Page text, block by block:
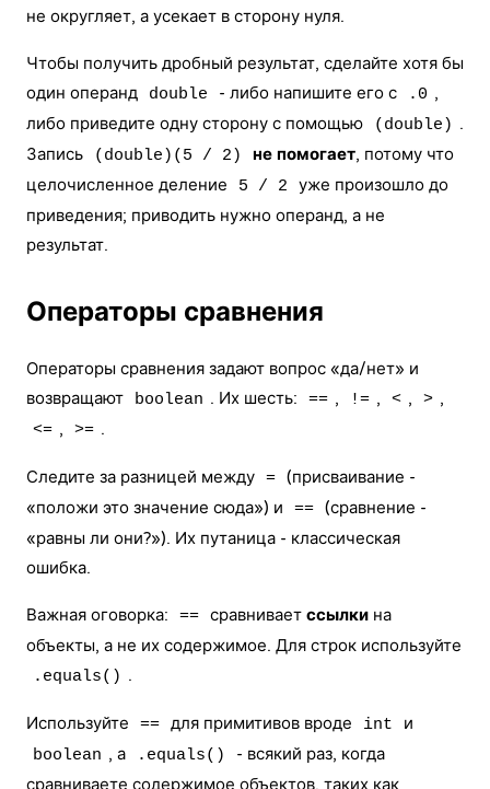
не округляет, а усекает в сторону нуля.
Чтобы получить дробный результат, сделайте хотя бы
один операнд
double - либо напишите его с .0 ,
либо приведите одну сторону с помощью
(double) .
Запись
(double)(5 / 2) не помогает, потому что
целочисленное деление
5 / 2
уже произошло до
приведения; приводить нужно операнд, а не
результат.
Операторы сравнения
Операторы сравнения задают вопрос «да/нет» и
возвращают
boolean . Их шесть: == , != , < , > ,
<= , >= .
Следите за разницей между = (присваивание -
«положи это значение сюда») и
== (сравнение -
«равны ли они?»). Их путаница - классическая
ошибка.
Важная оговорка: == сравнивает ссылки на
объекты, а не их содержимое. Для строк используйте
.equals() .
Используйте == для примитивов вроде int и
boolean , а .equals()
- всякий раз, когда
сравниваете содержимое объектов, таких как